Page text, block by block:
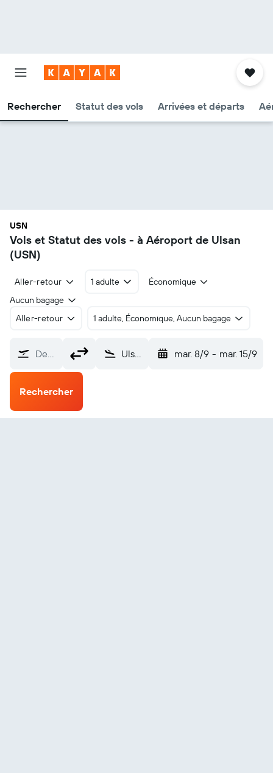
Rechercher Statut des vols Arrivées et départs
USN
Vols et Statut des vols - à Aéroport de Ulsan
(USN)
Aller-retour 1 adulte
Économique
Aucun bagage
Aller-retour
1 adulte, Économique, Aucun bagage
De… Ulsan (USN) mar. 8/9 - mar. 15/9
Rechercher